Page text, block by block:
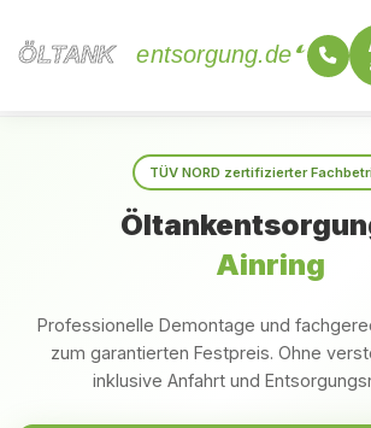
ÖLTANK
ÖLTANK entsorgung.de
TÜV NORD zertifizierter
Ainring
Professionelle Demontage und
zum garantierten Festpreis. Ohne
inklusive Anfahrt und